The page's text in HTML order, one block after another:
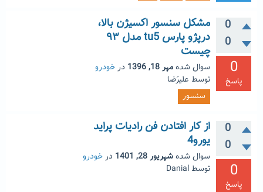
0
0
0
پاسخ
مشکل سنسور اکسیژن بالا،
درپژو پارس tu5 مدل ۹۳
چیست
سوال شدهمهر 18, 1396 درخودرو
توسط علیرَضا
سنسور
0
0
0
پاسخ
از کار افتادن فن رادیات پراید
یورو4
سوال شدهشهریور 28, 1401 درخودرو
توسط Danial